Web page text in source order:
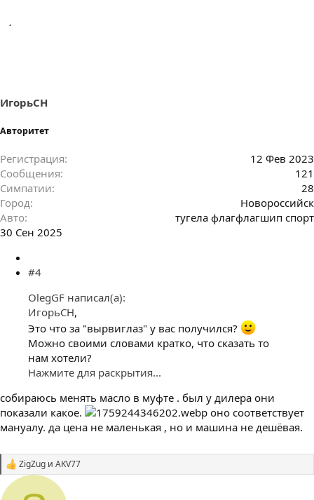
ИгорьСН
Авторитет
Регистрация
12 Фев 2023
Сообщения
121
Симпатии
28
Город
Новороссийск
Авто
тугела флагфлагшип спорт
30 Сен 2025
#4
OlegGF написал(а):
ИгорьСН,
Это что за "вырвиглаз" у вас получился?
Можно своими словами кратко, что сказать то
нам хотели?
Нажмите для раскрытия...
собираюсь менять масло в муфте . был у дилера они
показали какое.
оно соответствует
мануалу. да цена не маленькая , но и машина не дешёвая.
С
м
ZigZug и AKV77